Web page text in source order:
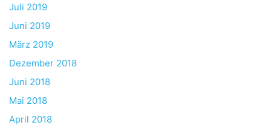
Juli 2019
Juni 2019
März 2019
Dezember 2018
Juni 2018
Mai 2018
April 2018